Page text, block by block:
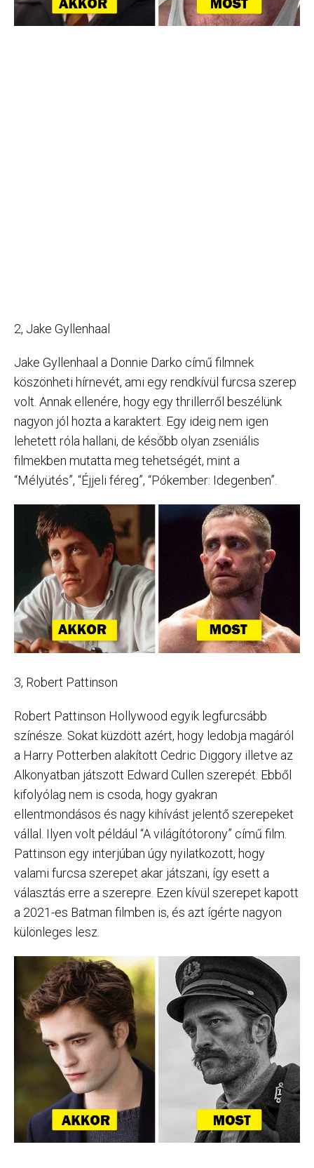
2, Jake Gyllenhaal
Jake Gyllenhaal a Donnie Darko című filmnek
köszönheti hírnevét, ami egy rendkívül furcsa szerep
volt. Annak ellenére, hogy egy thrillerről beszélünk
nagyon jól hozta a karaktert. Egy ideig nem igen
lehetett róla hallani, de később olyan zseniális
filmekben mutatta meg tehetségét, mint a
“Mélyütés”, “Éjjeli féreg”, “Pókember: Idegenben”.
3, Robert Pattinson
Robert Pattinson Hollywood egyik legfurcsább
színésze. Sokat küzdött azért, hogy ledobja magáról
a Harry Potterben alakított Cedric Diggory illetve az
Alkonyatban játszott Edward Cullen szerepét. Ebből
kifolyólag nem is csoda, hogy gyakran
ellentmondásos és nagy kihívást jelentő szerepeket
vállal. Ilyen volt például “A világítótorony” című film.
Pattinson egy interjúban úgy nyilatkozott, hogy
valami furcsa szerepet akar játszani, így esett a
választás erre a szerepre. Ezen kívül szerepet kapott
a 2021-es Batman filmben is, és azt ígérte nagyon
különleges lesz.